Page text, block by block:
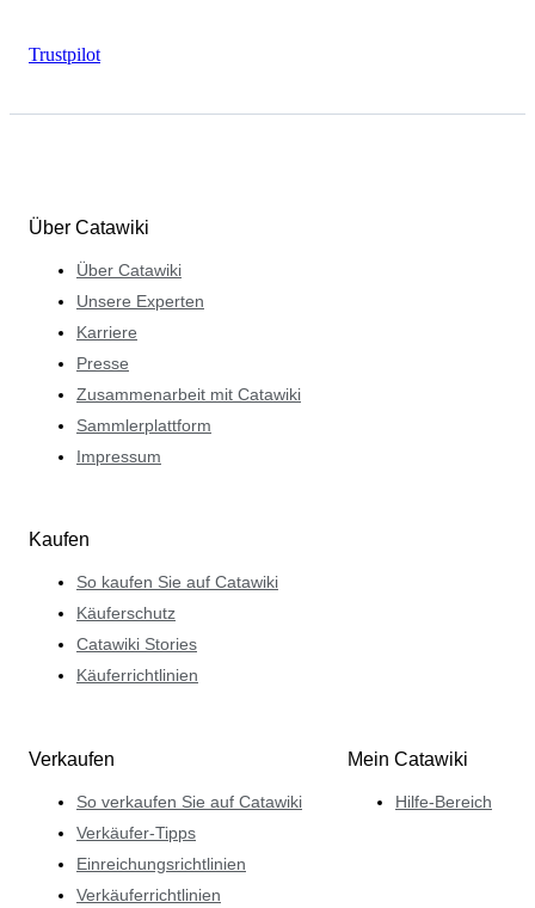
Trustpilot
Über Catawiki
Über Catawiki
Unsere Experten
Karriere
Presse
Zusammenarbeit mit Catawiki
Sammlerplattform
Impressum
Kaufen
So kaufen Sie auf Catawiki
Käuferschutz
Catawiki Stories
Käuferrichtlinien
Verkaufen
So verkaufen Sie auf Catawiki
Verkäufer-Tipps
Einreichungsrichtlinien
Verkäuferrichtlinien
Mein Catawiki
Hilfe-Bereich